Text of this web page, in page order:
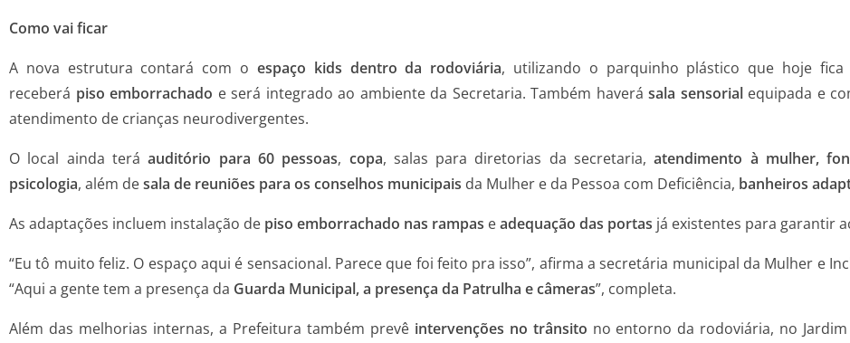
Como vai ficar
A nova estrutura contará com o espaço kids dentro da rodoviária, utilizando o parquinho plástico que hoje
receberá piso emborrachado e será integrado ao ambiente da Secretaria. Também haverásala sensorial equipada e
atendimento de crianças neurodivergentes.
O local ainda teráauditório para 60 pessoas, copa, salas para diretorias da secretaria,atendimento à mulher,
psicologia, além desala de reuniões para os conselhos municipais da Mulher e da Pessoa com Deficiência, banheiros
As adaptações incluem instalação de piso emborrachado nas rampas eadequação das portas já existentes para garantir
“Eu tô muito feliz. O espaço aqui é sensacional. Parece que foi feito pra isso”, afirma a secretária municipal da Mulher e
“Aqui a gente tem a presença da Guarda Municipal, a presença da Patrulha e câmeras”, completa.
Além das melhorias internas, a Prefeitura também prevê intervenções no trânsito no entorno da rodoviária, no